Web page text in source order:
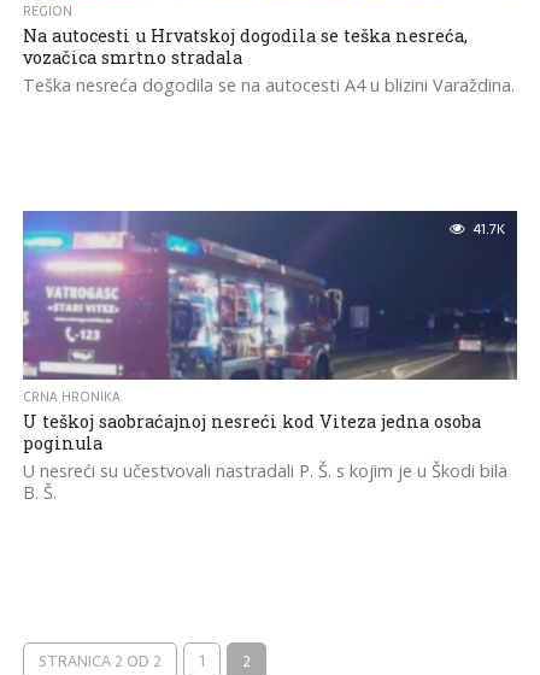
REGION
Na autocesti u Hrvatskoj dogodila se teška nesreća,
vozačica smrtno stradala
Teška nesreća dogodila se na autocesti A4 u blizini Varaždina.
41.7K
CRNA HRONIKA
U teškoj saobraćajnoj nesreći kod Viteza jedna osoba
poginula
U nesreći su učestvovali nastradali P. Š. s kojim je u Škodi bila
B. Š.
STRANICA 2 OD 2 1 2